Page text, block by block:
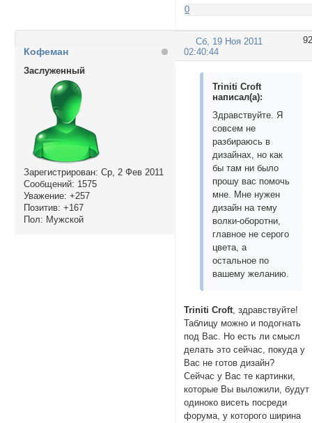
	<span style="font-weight: bold; text-align: center;">Акции</span><br>
<div
Текст акций
	</td>
	<td width="40%" align="center">
	<span style="font-weight: bold; text-align: center;">Топ</span><br>
<div
Текст топов
</div>
	</td>
</tr>
</table>
<!--- Конец
</div>
<div
<!--- ссылки --->
<table
<tr>
	</td>
	<td width="34%" align="center">
столбец 2
	</td>
	<td width="33%" align="center">
столбец 3
	</td>
</tr>
</table>
0
92
Сб, 19 Ноя 2011
02:40:44
Кофеман
Заслуженный
Зарегистрирован: Ср, 2 Фев 2011
Сообщений: 1575
Уважение: +257
Позитив: +167
Пол: Мужской
Triniti Croft
написал(а):
Здравствуйте. Я
совсем не
разбираюсь в
дизайнах, но как
бы там ни было
прошу вас помочь
мне. Мне нужен
дизайн на тему
волки-оборотни,
главное не серого
цвета, а
остальное по
вашему желанию.
Triniti Croft, здравствуйте!
Таблицу можно и подогнать
под Вас. Но есть ли смысл
делать это сейчас, покуда у
Вас не готов дизайн?
Сейчас у Вас те картинки,
которые Вы выложили, будут
одиноко висеть посреди
форума, у которого ширина